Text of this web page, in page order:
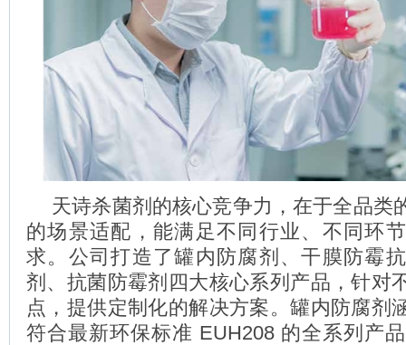
天诗杀菌剂的核心竞争力，在于全品类
的场景适配，能满足不同行业、不同环
求。公司打造了罐内防腐剂、干膜防霉
剂、抗菌防霉剂四大核心系列产品，针对
点，提供定制化的解决方案。罐内防腐剂
符合最新环保标准 EUH208 的全系列产